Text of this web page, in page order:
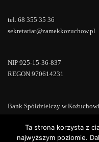
tel. 68 355 35 36
sekretariat@zamekkozuchow.pl
NIP 925-15-36-837
REGON 970614231
Bank Spółdzielczy w
Ta strona korzysta z
najwyższym poziomie.